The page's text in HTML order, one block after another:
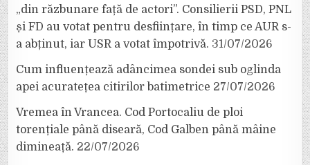
„din răzbunare față de actori”. Consilierii PSD, PNL
și FD au votat pentru desființare, în timp ce AUR s-
a abținut, iar USR a votat împotrivă. 31/07/2026
Cum influențează adâncimea sondei sub oglinda
apei acuratețea citirilor batimetrice 27/07/2026
Vremea în Vrancea. Cod Portocaliu de ploi
torențiale până diseară, Cod Galben până mâine
dimineață. 22/07/2026